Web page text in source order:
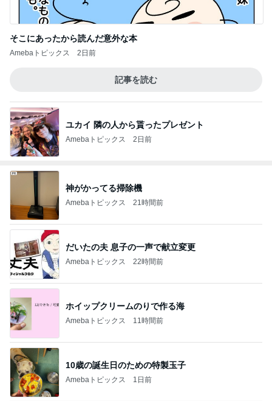
そこにあったから読んだ意外な本
Amebaトピックス 2日前
記事を読む
ユカイ 隣の人から貰ったプレゼント
Amebaトピックス 2日前
神がかってる掃除機
Amebaトピックス 21時間前
だいたの夫 息子の一声で献立変更
Amebaトピックス 22時間前
ホイップクリームのりで作る海
Amebaトピックス 11時間前
10歳の誕生日のための特製玉子
Amebaトピックス 1日前